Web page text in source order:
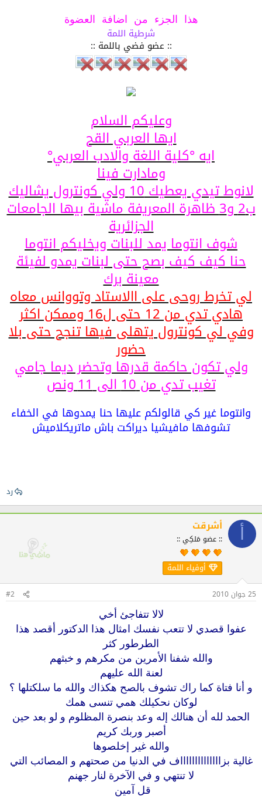
هذا الجزء من اضافة العضوة
شرطية اللمة
:: عضو فضي باللمة ::
وعليكم السلام
ايها العربي القح
ايه °كلية اللغة والادب العربي°
ومادارت فينا
لانوط تيدي يعطيك 10 ولي كونترول يشاليك
ب2 و3 ظاهرة المعريفة ماشية بيها الجامعات
الجزائرية
شوف انتوما يمد للبنات ويخليكم انتوما
حنا كيف كيف بصح حتى لبنات يمدو لفيئة
معينة برك
لي تخرط روحى على االاستاد وتووانس معاه
هادي تدي من 12 حتى ل16 وممكن اكثر
وفي لي كونترول يتهلى فيها تنجح حتى بلا
حضور
ولي تكون حاكمة قدرها وتحضر ديما جامي
تغيب تدي من 10 الى 11 ونص
وانتوما غير كي قالولكم عليها حنا يمدوها في الخفاء
تشوفها مافيشيا ديراكت باش ماتريكلاميش
رد
أشرقت
:: عضو مَلكِي ::
أوفياء اللمة
25 جوان 2010 #2
لالا تتفاجئ أخي
عفوا قصدي لا تتعب نفسك امثال هذا الدكتور أقصد هذا
الطرطور كثر
والله شفنا الأمرين من مكرهم و خبثهم
لعنة الله عليهم
و أنا فتاة كما راك تشوف بالصح هكذاك والله ما سلكتلها ؟
لوكان نحكيلك همي تنسى همك
الحمد لله أن هنالك إله وعد بنصرة المظلوم و لو بعد حين
أصبر وربك كريم
والله غير إخلصوها
غالية بزااااااااااااااف في الدنيا من صحتهم و المصائب التي
لا تنتهي و في الآخرة لنار جهنم
قل آمين